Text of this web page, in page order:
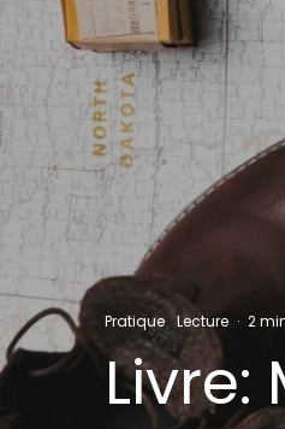
Pratique Lecture · 2